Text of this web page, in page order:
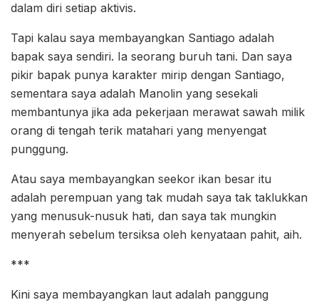
dalam diri setiap aktivis.
Tapi kalau saya membayangkan Santiago adalah
bapak saya sendiri. Ia seorang buruh tani. Dan saya
pikir bapak punya karakter mirip dengan Santiago,
sementara saya adalah Manolin yang sesekali
membantunya jika ada pekerjaan merawat sawah milik
orang di tengah terik matahari yang menyengat
punggung.
Atau saya membayangkan seekor ikan besar itu
adalah perempuan yang tak mudah saya tak taklukkan
yang menusuk-nusuk hati, dan saya tak mungkin
menyerah sebelum tersiksa oleh kenyataan pahit, aih.
***
Kini saya membayangkan laut adalah panggung